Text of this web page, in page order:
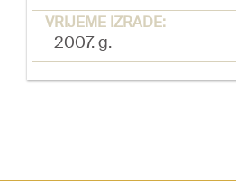
VRIJEME IZRADE:
2007. g.